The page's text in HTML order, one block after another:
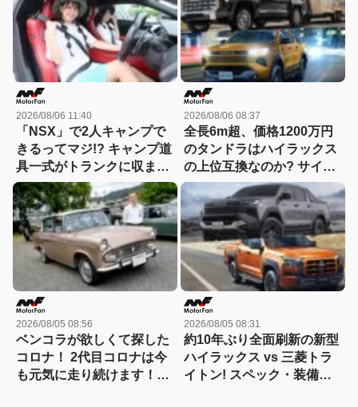
2026/08/06 11:40
「NSX」で2人キャンプで
きるってマジ!? キャンプ道
具一式がトランクに収まっ
た！「シビックRS」なら
車中泊もできる【Hondaキ
ャンプ】
2026/08/06 08:37
全長6m超、価格1200万円
のタンドラはハイラックス
の上位互換なのか? サイ
ズ・装備・走り・価格を徹
底比較して分かった決定的
な違い 【新型ハイラックス
徹底比較】
2026/08/05 08:56
ベンコラが欲しくて探した
コロナ！ 2代目コロナは今
も元気に走り続けます！
2026/08/05 08:31
約10年ぶり全面刷新の新型
ハイラックス vs 三菱トラ
イトン! スペック・装備・